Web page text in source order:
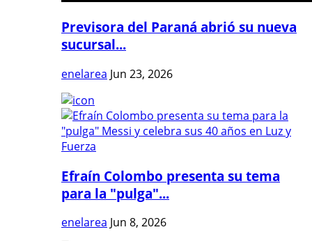
Previsora del Paraná abrió su nueva
sucursal...
enelarea Jun 23, 2026
Efraín Colombo presenta su tema
para la "pulga"...
enelarea Jun 8, 2026